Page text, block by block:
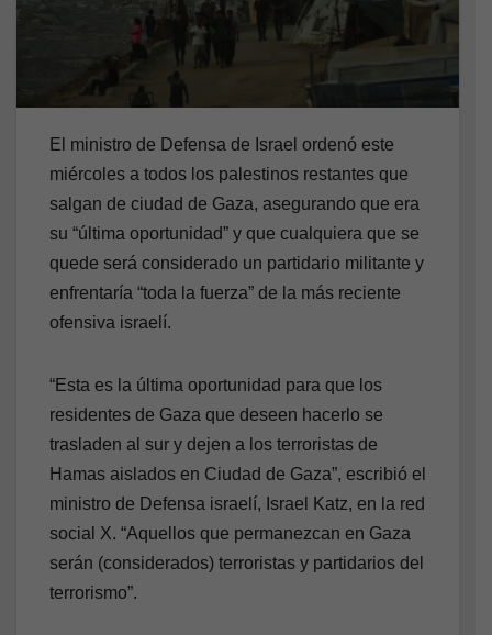
El ministro de Defensa de Israel ordenó este
miércoles a todos los palestinos restantes que
salgan de ciudad de Gaza, asegurando que era
su “última oportunidad” y que cualquiera que se
quede será considerado un partidario militante y
enfrentaría “toda la fuerza” de la más reciente
ofensiva israelí.
“Esta es la última oportunidad para que los
residentes de Gaza que deseen hacerlo se
trasladen al sur y dejen a los terroristas de
Hamas aislados en Ciudad de Gaza”, escribió el
ministro de Defensa israelí, Israel Katz, en la red
social X. “Aquellos que permanezcan en Gaza
serán (considerados) terroristas y partidarios del
terrorismo”.